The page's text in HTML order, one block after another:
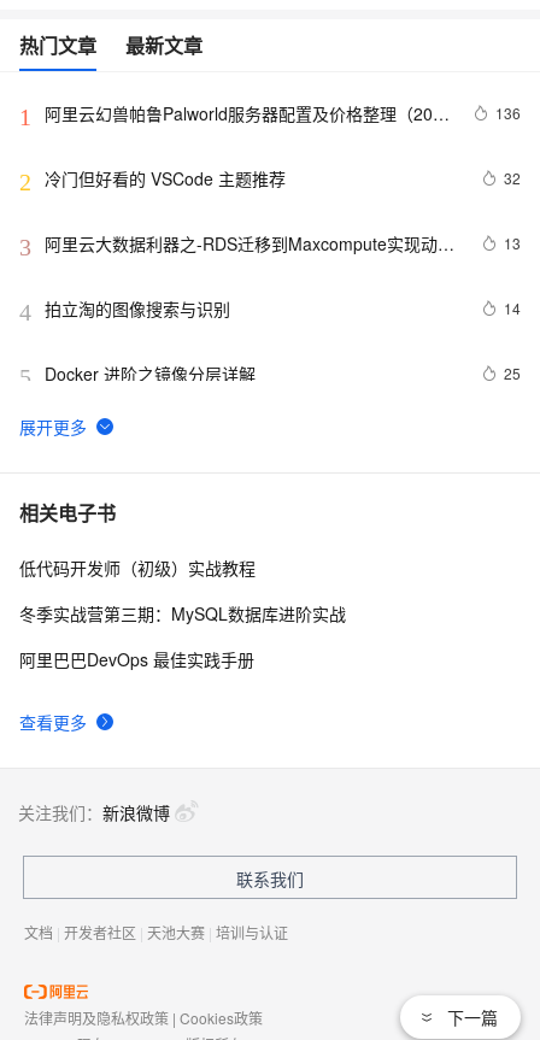
热门文章 最新文章
1
阿里云幻兽帕鲁Palworld服务器配置及价格整理（2024
136
2 冷门但好看的 VSCode 主题推荐 32
3
阿里云大数据利器之-RDS迁移到Maxcompute实现动态
13
4 拍立淘的图像搜索与识别 14
5 Docker 进阶之镜像分层详解 25
6 GET 请求和 POST 请求的安全性有何区别？
7 hdu 3015 Disharmony Trees
8 perl--CGI编程之Apache服务器安装配置
相关电子书
查看更多
低代码开发师（初级）实战教程
冬季实战营第三期：MySQL数据库进阶实战
阿里巴巴DevOps 最佳实践手册
下一篇
关注我们： 新浪微博
联系我们
文档 | 开发者社区 | 天池大赛 | 培训与认证
法律声明及隐私权政策 | Cookies政策